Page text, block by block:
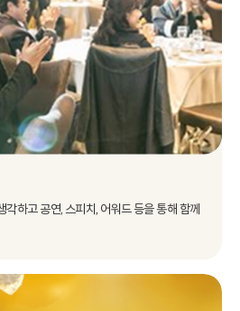
각하고 공연, 스피치, 어워드 등을 통해 함께